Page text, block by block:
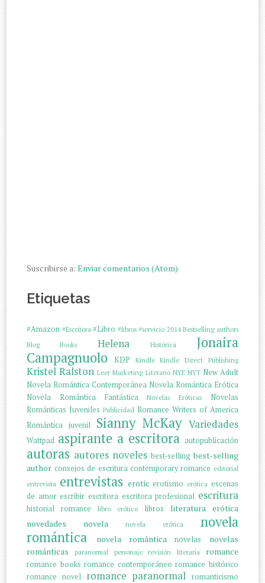
Suscribirse a:Enviar comentarios (Atom)
Etiquetas
#Amazon #Escritora #Libro #libros #servicio 2014 Bestselling authors
Blog
Books Helena Histórica
Jonaira
Campagnuolo
KDP Kindle Kindle Direct Publishing
Kristel Ralston Leer Marketing Literario NYE NYT New Adult
Novela Romántica Contemporánea Novela Romántica Erótica
Novela Romántica Fantástica
Novelas Eróticas
Novelas
Románticas Juveniles Publicidad Romance Writers of America
Romántica juvenil
Sianny McKay Variedades
Wattpad aspirante a escritora autopublicación
autoras autores noveles best-selling best-selling
author consejos de escritura contemporary romance editorial
entrevista entrevistas erotic erotismo erótica escenas
de amor escribir escritora escritora profesional escritura
historial romance libro erótico libros
literatura erótica
novedades
novela novela erótica
novela
romántica
novela romântica novelas
novelas
románticas
paranormal personaje revisión literaria romance
romance books romance contemporáneo romance histórico
romance novel romance paranormal romanticismo